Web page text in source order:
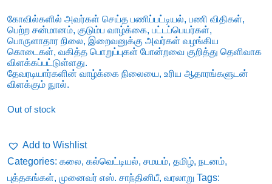
கோவில்களில் அவர்கள் செய்த பணிப்பட்டியல், பணி விதிகள்,
பெற்ற சன்மானம், குடும்ப வாழ்க்கை, பட்டப்பெயர்கள்,
பொருளாதார நிலை, இறைவனுக்கு அவர்கள் வழங்கிய
கொடைகள், வகித்த பொறுப்புகள் போன்றவை குறித்து தெளிவாக
விளக்கப்பட்டுள்ளது.
தேவரடியார்களின் வாழ்க்கை நிலையை, உரிய ஆதாரங்களுடன்
விளக்கும் நுால்.
Out of stock
Add to Wishlist
Categories: கலை, கல்வெட்டியல், சமயம், தமிழ், நடனம்,
புத்தகங்கள், முனைவர் எஸ். சாந்தினிபீ, வரலாறு Tags: